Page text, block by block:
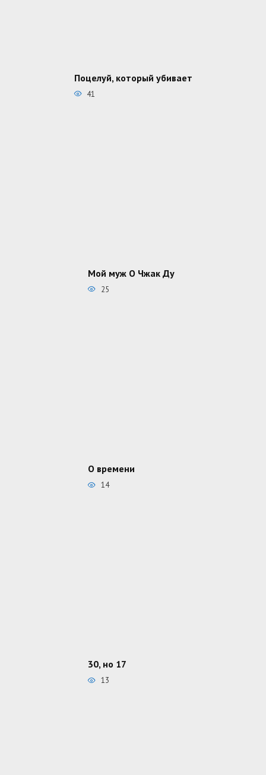
Поцелуй, который убивает
41
Мой муж О Чжак Ду
25
О времени
14
30, но 17
13